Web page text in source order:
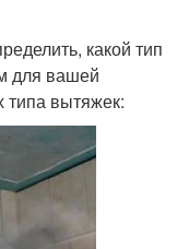
какой тип
для вашей
типа вытяжек: